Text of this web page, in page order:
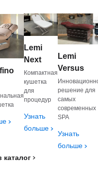
Lemi
Next
Компактная
кушетка
для
процедур
Узнать
больше
Lemi
Versus
решение для
самых
современных
SPA
Узнать
больше
каталог